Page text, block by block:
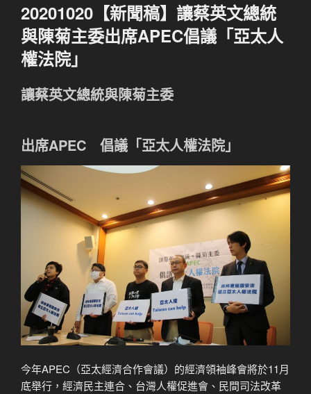
於
20201020【新聞稿】讓蔡英文總統
與陳菊主委出席APEC倡議「亞太人
權法院」
讓蔡英文總統與陳菊主委
出席APEC 倡議「亞太人權法院」
今年APEC（亞太經濟合作會議）的經濟領袖峰會將於11月
底舉行，經濟民主連合、台灣人權促進會、民間司法改革